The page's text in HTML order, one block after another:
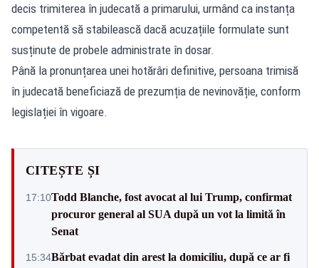
decis trimiterea în judecată a primarului, urmând ca instanța
competentă să stabilească dacă acuzațiile formulate sunt
susținute de probele administrate în dosar.
Până la pronunțarea unei hotărâri definitive, persoana trimisă
în judecată beneficiază de prezumția de nevinovăție, conform
legislației în vigoare.
CITEȘTE ȘI
17:10Todd Blanche, fost avocat al lui Trump, confirmat
procuror general al SUA după un vot la limită în
Senat
15:34Bărbat evadat din arest la domiciliu, după ce ar fi